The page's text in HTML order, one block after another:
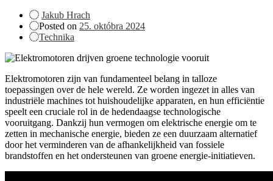
Jakub Hrach
Posted on 25. októbra 2024
Technika
Elektromotoren zijn van fundamenteel belang in talloze
toepassingen over de hele wereld. Ze worden ingezet in alles van
industriële machines tot huishoudelijke apparaten, en hun efficiëntie
speelt een cruciale rol in de hedendaagse technologische
vooruitgang. Dankzij hun vermogen om elektrische energie om te
zetten in mechanische energie, bieden ze een duurzaam alternatief
door het verminderen van de afhankelijkheid van fossiele
brandstoffen en het ondersteunen van groene energie-initiatieven.